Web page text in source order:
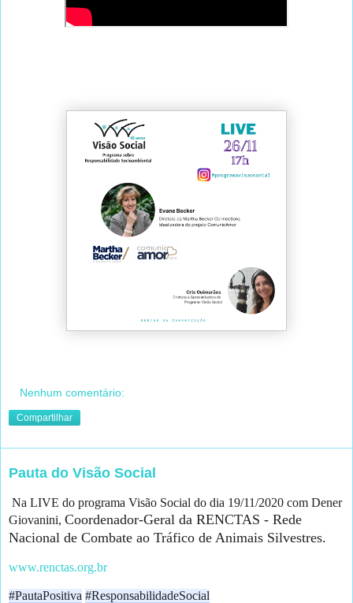
Nenhum comentário:
Compartilhar
Pauta do Visão Social
Na LIVE do programa Visão Social do dia 19/11/2020 com Dener
Giovanini, Coordenador-Geral da RENCTAS - Rede
Nacional de Combate ao Tráfico de Animais Silvestres.
www.renctas.org.br
#PautaPositiva #ResponsabilidadeSocial